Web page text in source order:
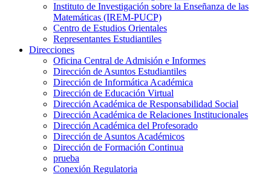
Instituto de Investigación sobre la Enseñanza de las
Matemáticas (IREM-PUCP)
Centro de Estudios Orientales
Representantes Estudiantiles
Direcciones
Oficina Central de Admisión e Informes
Dirección de Asuntos Estudiantiles
Dirección de Informática Académica
Dirección de Educación Virtual
Dirección Académica de Responsabilidad Social
Dirección Académica de Relaciones Institucionales
Dirección Académica del Profesorado
Dirección de Asuntos Académicos
Dirección de Formación Continua
prueba
Conexión Regulatoria